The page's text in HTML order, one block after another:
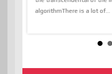
algorithmThere is a lot of...